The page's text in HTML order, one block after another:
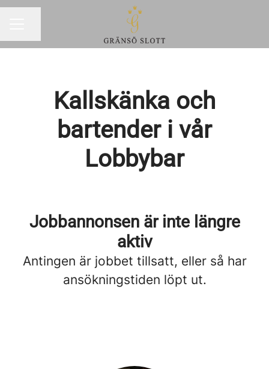
Kallskänka och
bartender i vår
Lobbybar
Jobbannonsen är inte längre
aktiv
Antingen är jobbet tillsatt, eller så har
ansökningstiden löpt ut.